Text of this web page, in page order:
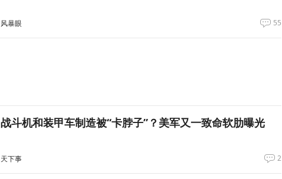
风暴眼 55
战斗机和装甲车制造被“卡脖子”？美军又一致命软肋曝光
天下事 2